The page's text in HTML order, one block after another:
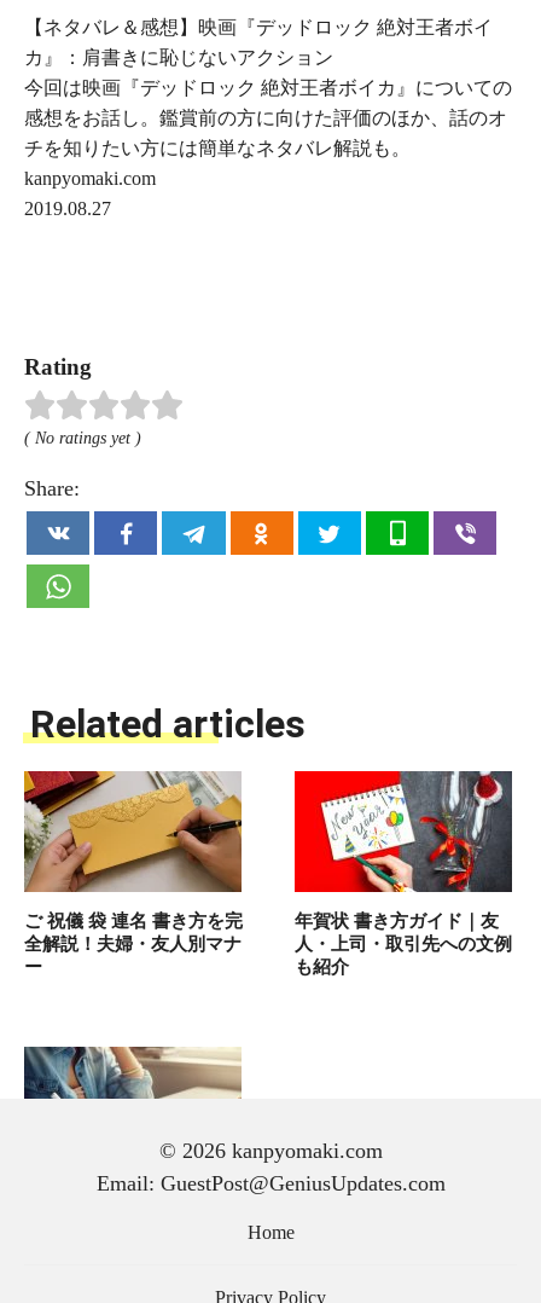
【ネタバレ＆感想】映画『デッドロック 絶対王者ボイ
カ』：肩書きに恥じないアクション
今回は映画『デッドロック 絶対王者ボイカ』についての
感想をお話し。鑑賞前の方に向けた評価のほか、話のオ
チを知りたい方には簡単なネタバレ解説も。
kanpyomaki.com
2019.08.27
Rating
( No ratings yet )
Share:
Related articles
ご 祝儀 袋 連名 書き方を完
全解説！夫婦・友人別マナ
ー
年賀状 書き方ガイド｜友
人・上司・取引先への文例
も紹介
手紙 の 書き方｜初心者で
© 2026 kanpyomaki.com
Email: GuestPost@GeniusUpdates.com
Home
Privacy Policy